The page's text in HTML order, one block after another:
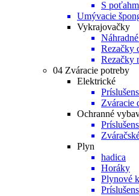
S
Umývacie
Vykrajovačky
Rezačky
Rezačky
04 Zváracie potreby
Elektrické
Zváracie
Ochranné
Plyn
hadica
Horáky
Plynové